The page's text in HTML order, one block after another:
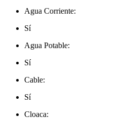
Agua Corriente:
Sí
Agua Potable:
Sí
Cable:
Sí
Cloaca: